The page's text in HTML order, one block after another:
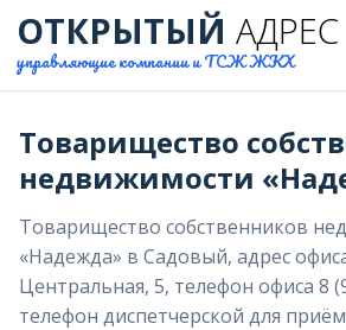
ОТКРЫТЫЙ АДРЕС
управляющие компании и ТСЖ ЖКХ
Товарищество
недвижимости
Товарищество собственников
«Надежда» в Садовый, адрес
Центральная, 5, телефон офиса 8
телефон диспетчерской для